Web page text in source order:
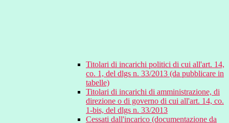
Titolari di incarichi politici di cui all'art. 14,
co. 1, del dlgs n. 33/2013 (da pubblicare in
tabelle)
Titolari di incarichi di amministrazione, di
direzione o di governo di cui all'art. 14, co.
1-bis, del dlgs n. 33/2013
Cessati dall'incarico (documentazione da